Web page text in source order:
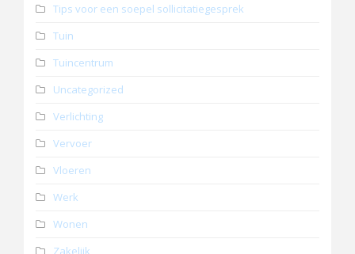
Tips voor een soepel sollicitatiegesprek
Tuin
Tuincentrum
Uncategorized
Verlichting
Vervoer
Vloeren
Werk
Wonen
Zakelijk